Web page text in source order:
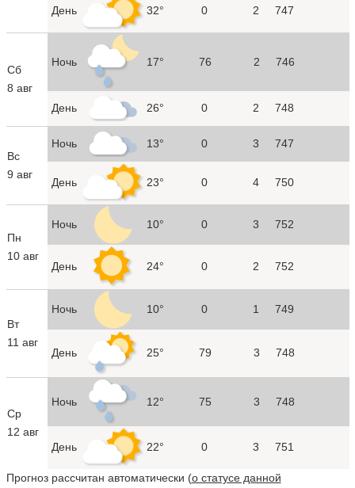
День 32° 0 2 747
Сб
8 авг
Ночь 17° 76 2 746
День 26° 0 2 748
Вс
9 авг
Ночь 13° 0 3 747
День 23° 0 4 750
Пн
10 авг
Ночь 10° 0 3 752
День 24° 0 2 752
Вт
11 авг
Ночь 10° 0 1 749
День 25° 79 3 748
Ср
12 авг
Ночь 12° 75 3 748
День 22° 0 3 751
Прогноз рассчитан автоматически (о статусе данной